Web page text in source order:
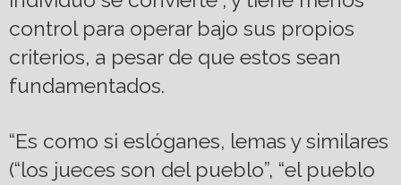
control para operar bajo sus propios
criterios, a pesar de que estos sean
fundamentados.
“Es como si eslóganes, lemas y similares
(“los jueces son del pueblo”, “el pueblo